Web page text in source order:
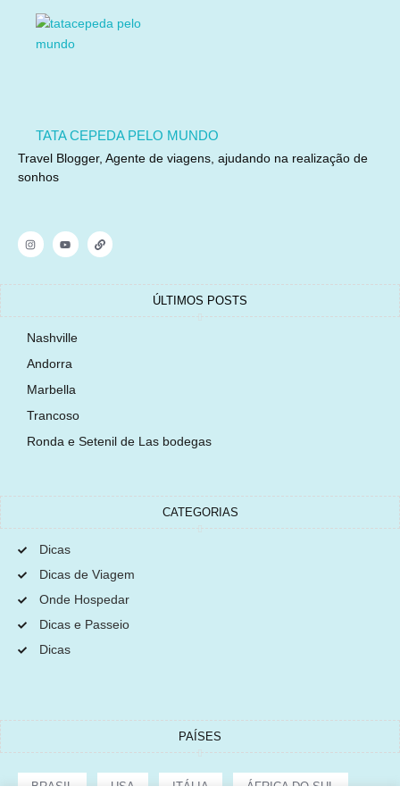
TATA CEPEDA PELO MUNDO
Travel Blogger, Agente de viagens, ajudando na realização de
sonhos
ÚLTIMOS POSTS
Nashville
Andorra
Marbella
Trancoso
Ronda e Setenil de Las bodegas
CATEGORIAS
Dicas
Dicas de Viagem
Onde Hospedar
Dicas e Passeio
Dicas
PAÍSES
BRASIL USA ITÁLIA ÁFRICA DO SUL